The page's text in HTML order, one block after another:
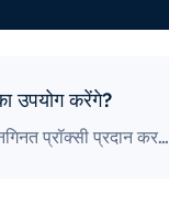
उपयोग करेंगे?
हमारा ProxyLite आवासीय प्रॉक्सी पूल अनगिनत प्रॉक्सी प्रदान करता है, इसलिए हमारे ग्राहकों को डाउनटाइम और IP ब्लॉकिंग के बारे में चिंता करने की ज़रूरत नहीं है। आप इस प्रदाता के साथ काम करने वाले स्थानों से प्रॉक्सी सर्वर के साथ अपनी ज़रूरत के डेटा तक पहुँच प्राप्त कर सकते हैं।
भी हैं। कुछ आईएसपी कुछ
के तरीके को गंभीर रूप से